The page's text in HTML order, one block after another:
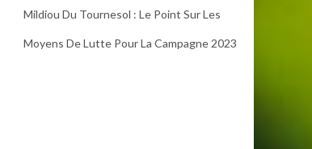
Mildiou Du Tournesol : Le Point Sur Les
Moyens De Lutte Pour La Campagne 2023